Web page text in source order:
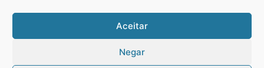
Aceitar
Negar
Política de Cookies
Copyright © 2026 Academia Vai ao Cárcere